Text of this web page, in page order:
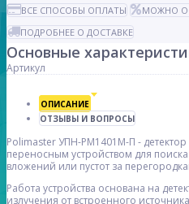
ВСЕ СПОСОБЫ ОПЛАТЫ
МОЖНО
ПОДРОБНЕЕ О ДОСТАВКЕ
Основные
Артикул
ОПИСАНИЕ
ОТЗЫВЫ И ВОПРОСЫ
Polimaster УПН-РМ1401М-П -
переносным устройством для
вложений или пустот за
Работа устройства основана на
излучения от встроенного